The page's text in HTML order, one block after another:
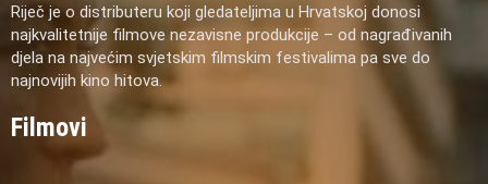
Riječ je o distributeru koji gledateljima u Hrvatskoj donosi
najkvalitetnije filmove nezavisne produkcije – od nagrađivanih
djela na najvećim svjetskim filmskim festivalima pa sve do
najnovijih kino hitova.
Filmovi